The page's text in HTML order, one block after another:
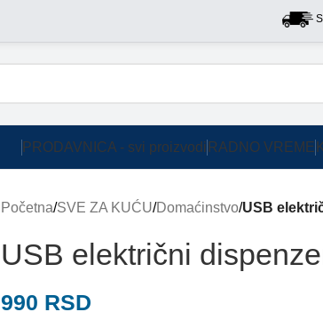
Svim
PRODAVNICA - svi proizvodi RADNO VREME
Početna/SVE ZA KUĆU/Domaćinstvo/USB
USB električni
990 RSD